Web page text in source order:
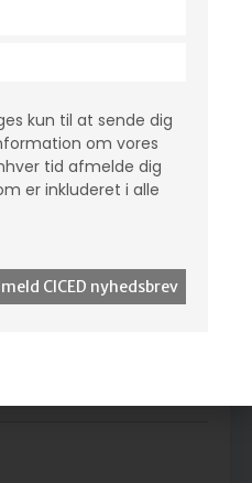
kun til at sende dig
om vores
tid afmelde dig
er inkluderet i alle